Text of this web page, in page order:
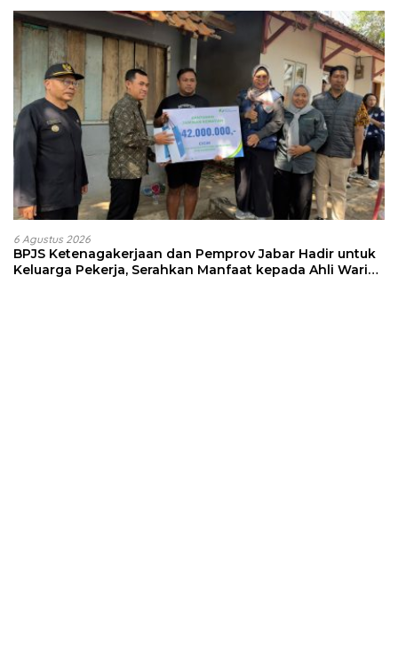
6 Agustus 2026
BPJS Ketenagakerjaan dan Pemprov Jabar Hadir untuk
Keluarga Pekerja, Serahkan Manfaat kepada Ahli Waris